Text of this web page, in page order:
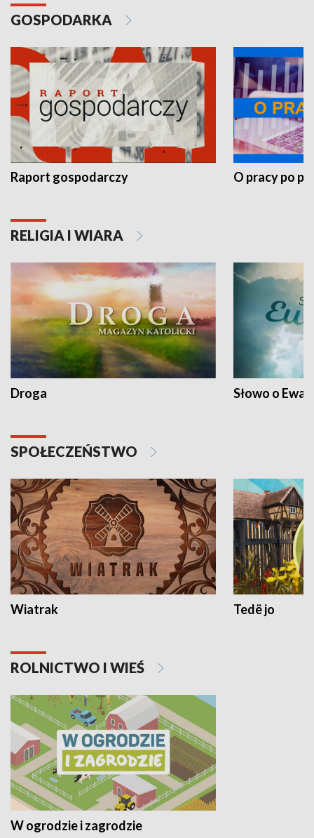
GOSPODARKA
Raport gospodarczy O pracy po
RELIGIA I WIARA
Droga Słowo o
SPOŁECZEŃSTWO
Wiatrak Tedë jo
ROLNICTWO I WIEŚ
W ogrodzie i zagrodzie